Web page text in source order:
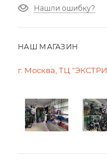
Нашли ошибку?
НАШ МАГАЗИН
г. Москва, ТЦ